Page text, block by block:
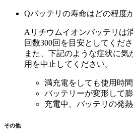
Qバッテリの寿命はどの程度
A リチウムイオンバッテリは
回数300回を目安としてくださ
また、下記のような症状に気
用を中止してください。
満充電をしても使用時
バッテリーが変形して
充電中、バッテリの発
その他